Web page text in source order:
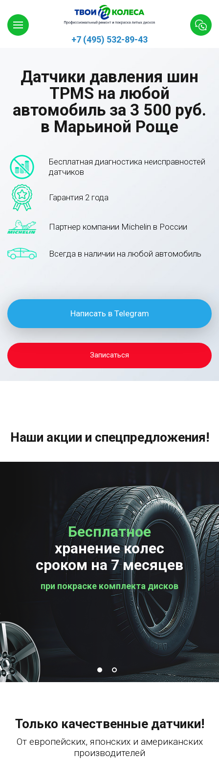
+7 (495) 532-89-43
Датчики давления шин
TPMS на любой
автомобиль за 3 500 руб.
в Марьиной Роще
Бесплатная диагностика неисправностей
датчиков
Гарантия 2 года
Партнер компании Michelin в России
Всегда в наличии на любой автомобиль
Написать в Telegram
Записаться
Наши акции и спецпредложения!
Бесплатное
хранение колес
сроком на 7 месяцев
при покраске комплекта дисков
Бесплатная
проверка колес
Только качественные датчики!
От европейских, японских и американских
производителей